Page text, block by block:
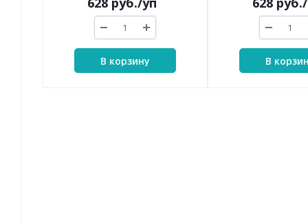
Lanagold 800 (466)
№ цв.: 466
628руб./уп
Lanagold
№ цв.:
628руб.